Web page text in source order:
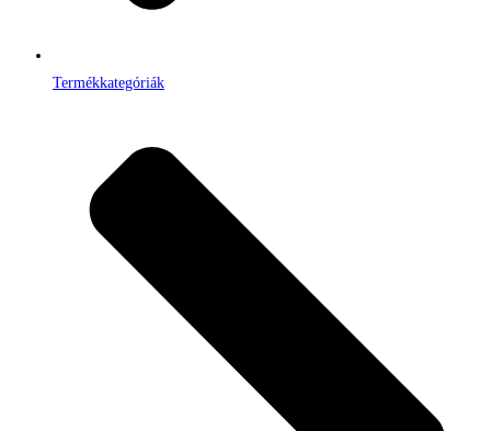
Termékkategóriák